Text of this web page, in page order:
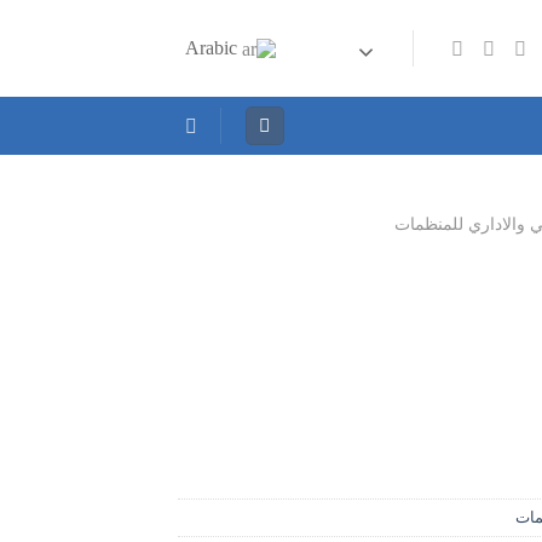
والاداري للمنظمات